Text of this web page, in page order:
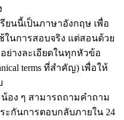
ยนนี้เป็นภาษาอังกฤษ เพื่อ
นการสอบจริง แต่สอนด้วย
ย่างละเอียดในทุกหัวข้อ
terms ที่สำคัญ) เพื่อให้
อง ๆ สามารถถามคำถาม
ะกันการตอบกลับภายใน 24